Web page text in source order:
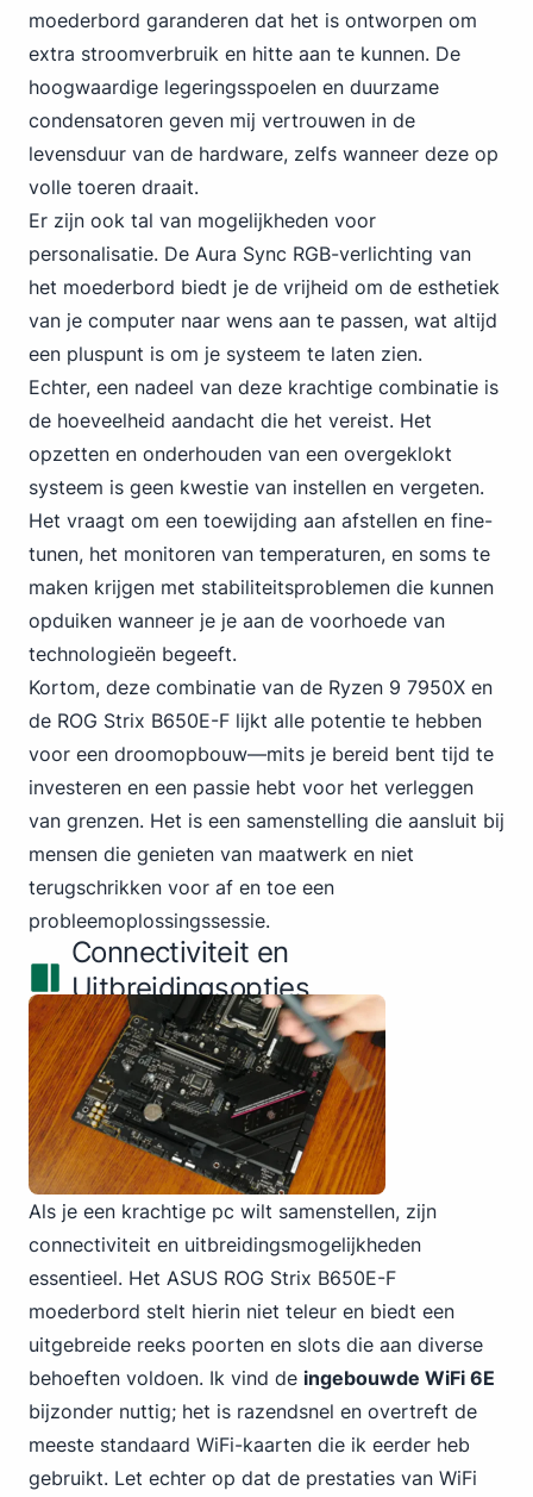
moederbord garanderen dat het is ontworpen om
extra stroomverbruik en hitte aan te kunnen. De
hoogwaardige legeringsspoelen en duurzame
condensatoren geven mij vertrouwen in de
levensduur van de hardware, zelfs wanneer deze op
volle toeren draait.
Er zijn ook tal van mogelijkheden voor
personalisatie. De Aura Sync RGB-verlichting van
het moederbord biedt je de vrijheid om de esthetiek
van je computer naar wens aan te passen, wat altijd
een pluspunt is om je systeem te laten zien.
Echter, een nadeel van deze krachtige combinatie is
de hoeveelheid aandacht die het vereist. Het
opzetten en onderhouden van een overgeklokt
systeem is geen kwestie van instellen en vergeten.
Het vraagt om een toewijding aan afstellen en fine-
tunen, het monitoren van temperaturen, en soms te
maken krijgen met stabiliteitsproblemen die kunnen
opduiken wanneer je je aan de voorhoede van
technologieën begeeft.
Kortom, deze combinatie van de Ryzen 9 7950X en
de ROG Strix B650E-F lijkt alle potentie te hebben
voor een droomopbouw—mits je bereid bent tijd te
investeren en een passie hebt voor het verleggen
van grenzen. Het is een samenstelling die aansluit bij
mensen die genieten van maatwerk en niet
terugschrikken voor af en toe een
probleemoplossingssessie.
Connectiviteit en
Uitbreidingsopties
Als je een krachtige pc wilt samenstellen, zijn
connectiviteit en uitbreidingsmogelijkheden
essentieel. Het ASUS ROG Strix B650E-F
moederbord stelt hierin niet teleur en biedt een
uitgebreide reeks poorten en slots die aan diverse
behoeften voldoen. Ik vind de ingebouwde WiFi 6E
bijzonder nuttig; het is razendsnel en overtreft de
meeste standaard WiFi-kaarten die ik eerder heb
gebruikt. Let echter op dat de prestaties van WiFi